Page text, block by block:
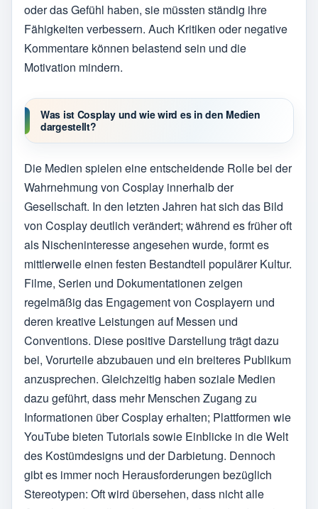
oder das Gefühl haben, sie müssten ständig ihre
Fähigkeiten verbessern. Auch Kritiken oder negative
Kommentare können belastend sein und die
Motivation mindern.
Was ist Cosplay und wie wird es in den Medien
dargestellt?
Die Medien spielen eine entscheidende Rolle bei der
Wahrnehmung von Cosplay innerhalb der
Gesellschaft. In den letzten Jahren hat sich das Bild
von Cosplay deutlich verändert; während es früher oft
als Nischeninteresse angesehen wurde, formt es
mittlerweile einen festen Bestandteil populärer Kultur.
Filme, Serien und Dokumentationen zeigen
regelmäßig das Engagement von Cosplayern und
deren kreative Leistungen auf Messen und
Conventions. Diese positive Darstellung trägt dazu
bei, Vorurteile abzubauen und ein breiteres Publikum
anzusprechen. Gleichzeitig haben soziale Medien
dazu geführt, dass mehr Menschen Zugang zu
Informationen über Cosplay erhalten; Plattformen wie
YouTube bieten Tutorials sowie Einblicke in die Welt
des Kostümdesigns und der Darbietung. Dennoch
gibt es immer noch Herausforderungen bezüglich
Stereotypen: Oft wird übersehen, dass nicht alle